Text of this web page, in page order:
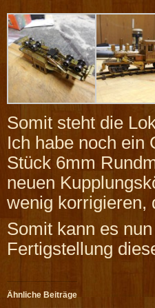
Somit steht die
Ich habe noch ein
Stück 6mm
neuen
wenig korrigieren,
Somit kann es
Fertigstellung
Ähnliche Beiträge